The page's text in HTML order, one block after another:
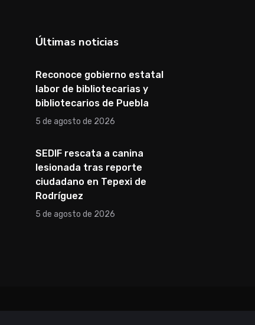
Últimas noticias
Reconoce gobierno estatal
labor de bibliotecarias y
bibliotecarios de Puebla
5 de agosto de 2026
SEDIF rescata a canina
lesionada tras reporte
ciudadano en Tepexi de
Rodríguez
5 de agosto de 2026